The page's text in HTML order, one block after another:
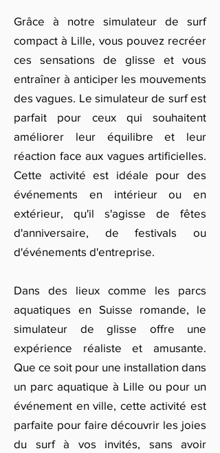
Grâce à notre simulateur de surf
compact à Lille, vous pouvez recréer
ces sensations de glisse et vous
entraîner à anticiper les mouvements
des vagues. Le simulateur de surf est
parfait pour ceux qui souhaitent
améliorer leur équilibre et leur
réaction face aux vagues artificielles.
Cette activité est idéale pour des
événements en intérieur ou en
extérieur, qu'il s'agisse de fêtes
d'anniversaire, de festivals ou
d'événements d'entreprise.
Dans des lieux comme les parcs
aquatiques en Suisse romande, le
simulateur de glisse offre une
expérience réaliste et amusante.
Que ce soit pour une installation dans
un parc aquatique à Lille ou pour un
événement en ville, cette activité est
parfaite pour faire découvrir les joies
du surf à vos invités, sans avoir